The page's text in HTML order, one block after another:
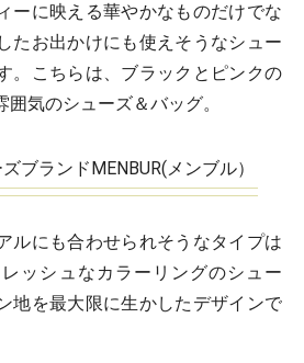
ーに映える華やかなものだけでな
たお出かけにも使えそうなシュー
。こちらは、ブラックとピンクの
気のシューズ＆バッグ。
ルにも合わせられそうなタイプは
ッシュなカラーリングのシュー
地を最大限に生かしたデザインで